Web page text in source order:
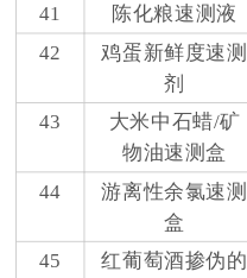
41 陈化粮速测液
42 鸡蛋新鲜度速测
剂
43 大米中石蜡/矿
物油速测盒
44 游离性余氯速测
盒
45 红葡萄酒掺伪的